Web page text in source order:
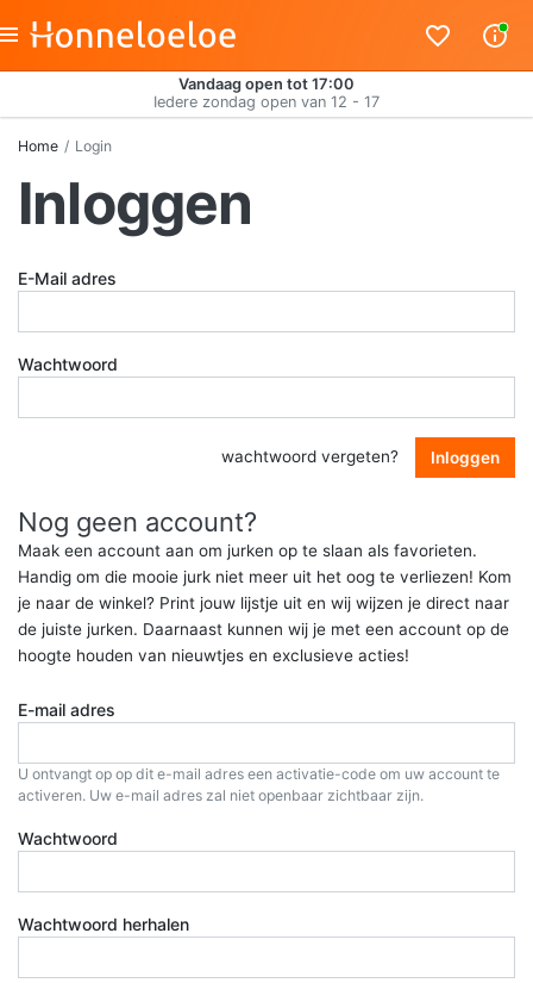
Vandaag open tot 17:00
Iedere zondag open van 12 - 17
Home Login
Inloggen
E-Mail adres
Wachtwoord
wachtwoord vergeten? Inloggen
Nog geen account?
Maak een account aan om jurken op te slaan als favorieten.
Handig om die mooie jurk niet meer uit het oog te verliezen! Kom
je naar de winkel? Print jouw lijstje uit en wij wijzen je direct naar
de juiste jurken. Daarnaast kunnen wij je met een account op de
hoogte houden van nieuwtjes en exclusieve acties!
E-mail adres
U ontvangt op op dit e-mail adres een activatie-code om uw account te
activeren. Uw e-mail adres zal niet openbaar zichtbaar zijn.
Wachtwoord
Wachtwoord herhalen